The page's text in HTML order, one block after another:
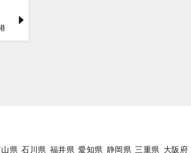
山県 石川県 福井県 愛知県 静岡県 三重県 大阪府